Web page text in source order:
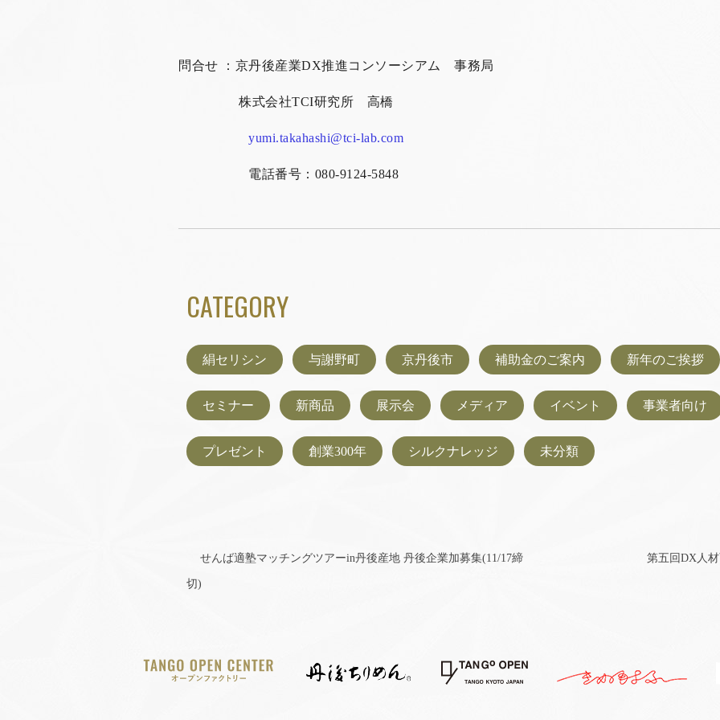
問合せ ：京丹後産業DX推進コンソーシアム 事務局
株式会社TCI研究所 高橋
yumi.takahashi@tci-lab.com
電話番号：080-9124-5848
CATEGORY
絹セリシン 与謝野町 京丹後市 補助金のご案内 新年のご挨拶
セミナー 新商品 展示会 メディア イベント 事業者向け
プレゼント 創業300年 シルクナレッジ 未分類
せんば適塾マッチングツアーin丹後産地 丹後企業加募集(11/17締
切)
第五回DX人